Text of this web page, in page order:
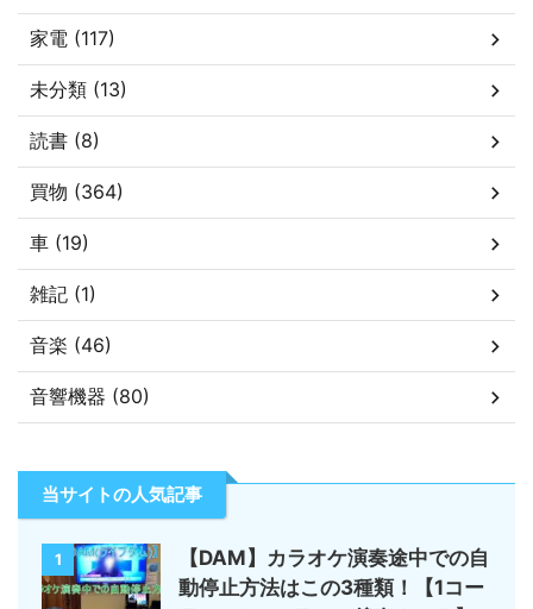
家電 (117)
未分類 (13)
読書 (8)
買物 (364)
車 (19)
雑記 (1)
音楽 (46)
音響機器 (80)
当サイトの人気記事
1
【DAM】カラオケ演奏途中での自
動停止方法はこの3種類！【1コー